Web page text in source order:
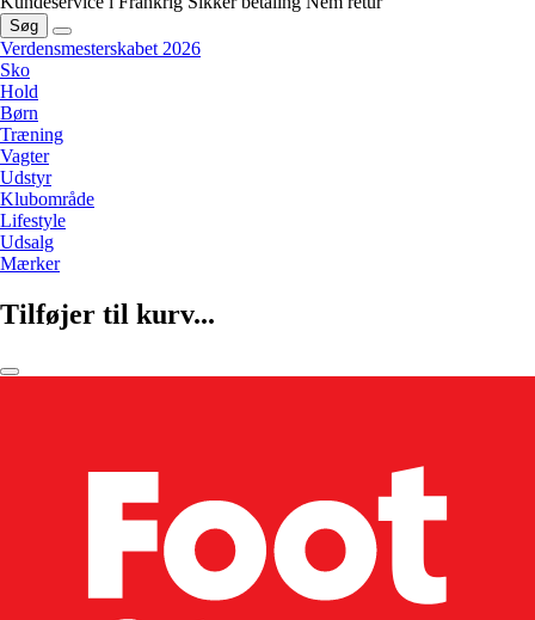
Søg
Verdensmesterskabet 2026
Sko
Hold
Børn
Træning
Vagter
Udstyr
Klubområde
Lifestyle
Udsalg
Mærker
Tilføjer til kurv...